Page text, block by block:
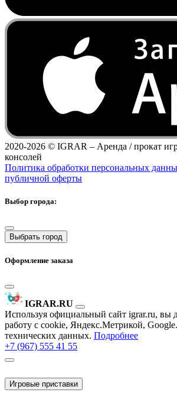
2020-2026 © IGRAR – Аренда / прокат
консолей
Политика обработки персональных
публичной оферты
Выбор города:
Выбрать город
Оформление заказа
IGRAR.RU
Используя официальный сайт igrar.ru, вы
работу с cookie, Яндекс.Метрикой,
технических данных. Подробнее
+7 (967) 555 41 55
Игровые приставки